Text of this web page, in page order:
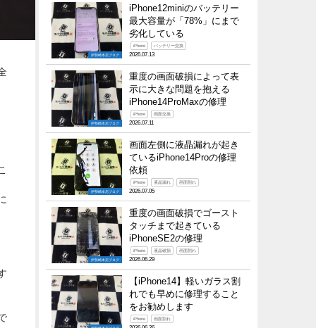
伊勢崎本店ブログ
iPhone12miniのバッテリー
最大容量が「78%」にまで
劣化している
iPhone バッテリー交換
2026.07.13
伊勢崎本店ブログ
重度の画面破損によって表
示に大きな問題を抱える
iPhone14ProMaxの修理
iPhone 画面交換
2026.07.11
伊勢崎本店ブログ
画面左側に液晶漏れが起き
ているiPhone14Proの修理
依頼
iPhone 液晶漏れ 画面割れ
2026.07.05
伊勢崎本店ブログ
重度の画面破損でゴースト
タッチまで起きている
iPhoneSE2の修理
iPhone 液晶破損 画面割れ
2026.06.29
【iPhone14】軽いガラス割
れでも早めに修理すること
をお勧めします
iPhone 画面割れ